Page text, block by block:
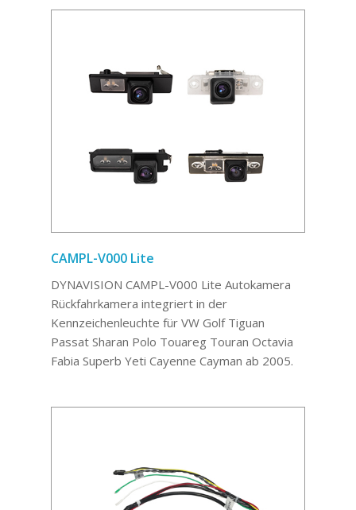
CAMPL-V000 Lite
DYNAVISION CAMPL-V000 Lite Autokamera
Rückfahrkamera integriert in der
Kennzeichenleuchte für VW Golf Tiguan
Passat Sharan Polo Touareg Touran Octavia
Fabia Superb Yeti Cayenne Cayman ab 2005.